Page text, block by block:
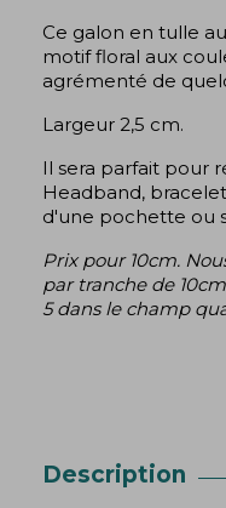
Ce galon en tulle
motif floral aux
agrémenté de
Largeur 2,5 cm.
Il sera parfait pour
Headband,
d'une pochette ou
Prix pour 10cm.
par tranche de
5 dans le champ
Description